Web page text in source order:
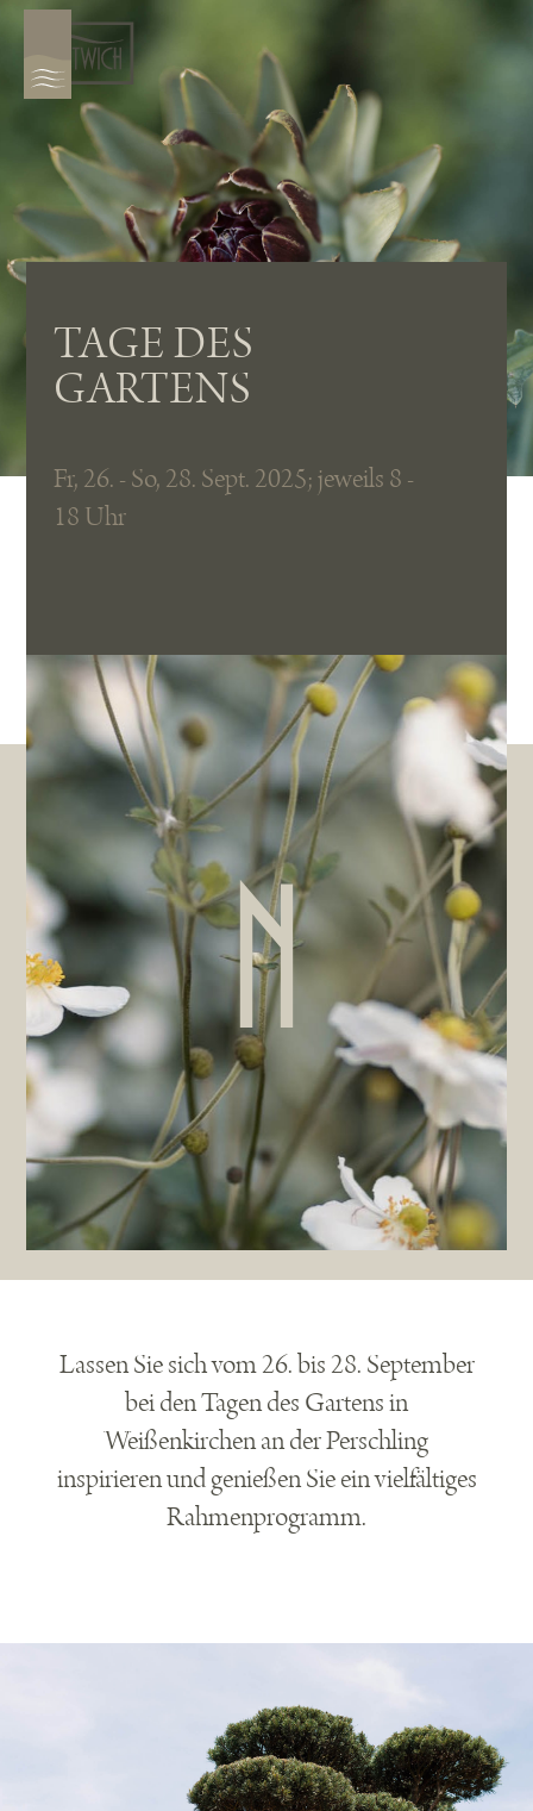
TAGE DES
GARTENS
Fr, 26. - So, 28. Sept. 2025; jeweils 8 -
18 Uhr
Lassen Sie sich vom 26. bis 28. September
bei den Tagen des Gartens in
Weißenkirchen an der Perschling
inspirieren und genießen Sie ein vielfältiges
Rahmenprogramm.